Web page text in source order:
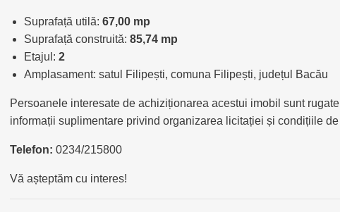
Suprafață utilă: 67,00 mp
Suprafață construită: 85,74 mp
Etajul: 2
Amplasament: satul Filipești, comuna Filipești, județul Bacău
Persoanele interesate de achiziționarea acestui imobil sunt
informații suplimentare privind organizarea licitației și condițiile
Telefon: 0234/215800
Vă așteptăm cu interes!